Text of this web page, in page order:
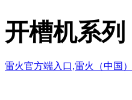
开槽机系列
雷火官方端入口,雷火（中国）